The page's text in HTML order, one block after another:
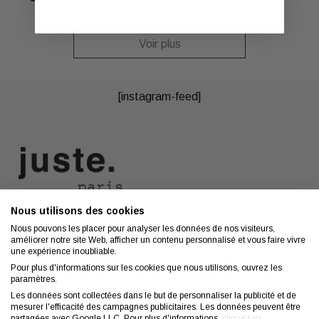
Nous utilisons des cookies
Nous pouvons les placer pour analyser les données de nos visiteurs,
améliorer notre site Web, afficher un contenu personnalisé et vous faire vivre
une expérience inoubliable.
Pour plus d'informations sur les cookies que nous utilisons, ouvrez les
paramètres.
Les données sont collectées dans le but de personnaliser la publicité et de
mesurer l'efficacité des campagnes publicitaires. Les données peuvent être
Voir plus
[instagram-feed]
Contact
Coiffeurs
Conseils
FAQ
Mentions légales
Confidentialité
CGV
Droit de retractation